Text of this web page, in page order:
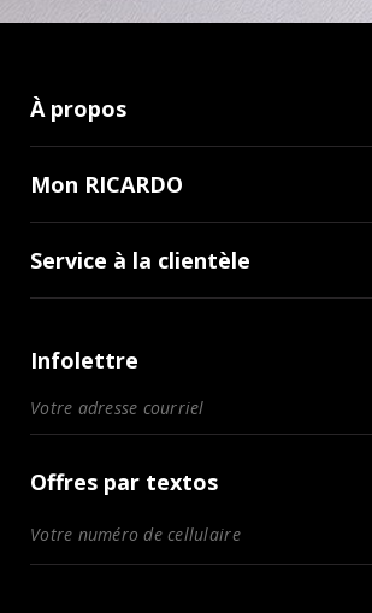
À propos
Mon RICARDO
Service à la clientèle
Infolettre
Offres par textos